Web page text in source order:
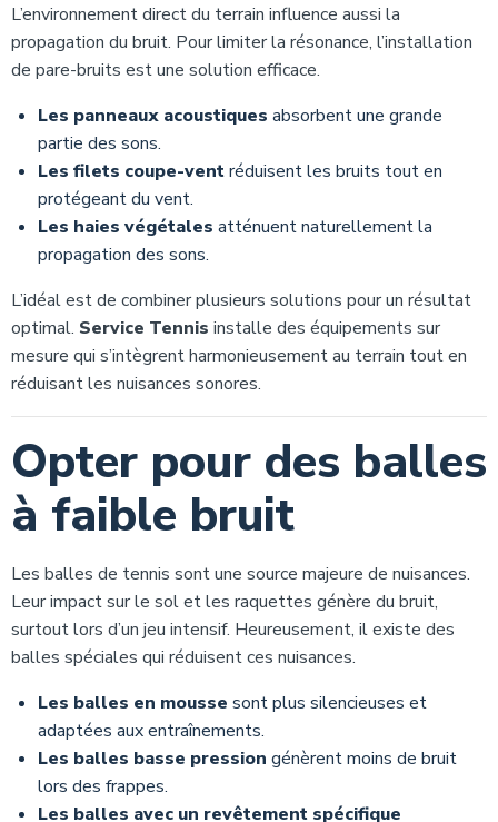
L’environnement direct du terrain influence aussi la
propagation du bruit. Pour limiter la résonance, l’installation
de pare-bruits est une solution efficace.
Les panneaux acoustiques absorbent une grande
partie des sons.
Les filets coupe-ventréduisent les bruits tout en
protégeant du vent.
Les haies végétales atténuent naturellement la
propagation des sons.
L’idéal est de combiner plusieurs solutions pour un résultat
optimal. Service Tennis installe des équipements sur
mesure qui s’intègrent harmonieusement au terrain tout en
réduisant les nuisances sonores.
Opter pour des balles
à faible bruit
Les balles de tennis sont une source majeure de nuisances.
Leur impact sur le sol et les raquettes génère du bruit,
surtout lors d’un jeu intensif. Heureusement, il existe des
balles spéciales qui réduisent ces nuisances.
Les balles en mousse sont plus silencieuses et
adaptées aux entraînements.
Les balles basse pression génèrent moins de bruit
lors des frappes.
Les balles avec un revêtement spécifique